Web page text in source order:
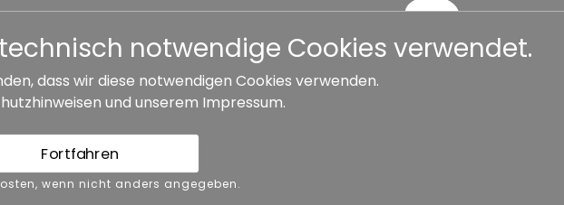
widerrufen Widerrufsbelehrung
notwendige Cookies verwendet.
dass wir diese notwendigen Cookies verwenden.
und unserem Impressum.
Fortfahren
wenn nicht anders angegeben.